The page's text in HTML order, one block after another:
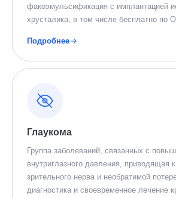
факоэмульсификация с имплантацией
хрусталика, в том числе бесплатно по
Подробнее
Глаукома
Группа заболеваний, связанных с
внутриглазного давления, приводящая
зрительного нерва и необратимой
диагностика и своевременное лечение